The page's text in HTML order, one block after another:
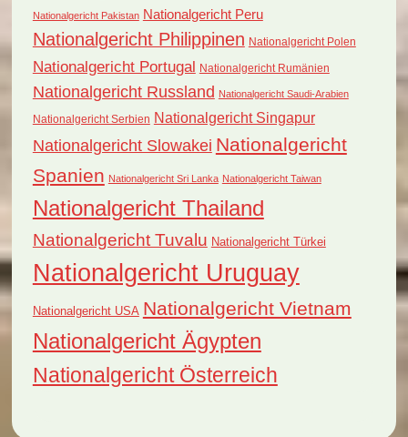
Nationalgericht Pakistan Nationalgericht Peru
Nationalgericht Philippinen Nationalgericht Polen
Nationalgericht Portugal Nationalgericht Rumänien
Nationalgericht Russland Nationalgericht Saudi-Arabien
Nationalgericht Serbien Nationalgericht Singapur
Nationalgericht Slowakei Nationalgericht
Spanien Nationalgericht Sri Lanka Nationalgericht Taiwan
Nationalgericht Thailand
Nationalgericht Tuvalu Nationalgericht Türkei
Nationalgericht Uruguay
Nationalgericht USA Nationalgericht Vietnam
Nationalgericht Ägypten
Nationalgericht Österreich